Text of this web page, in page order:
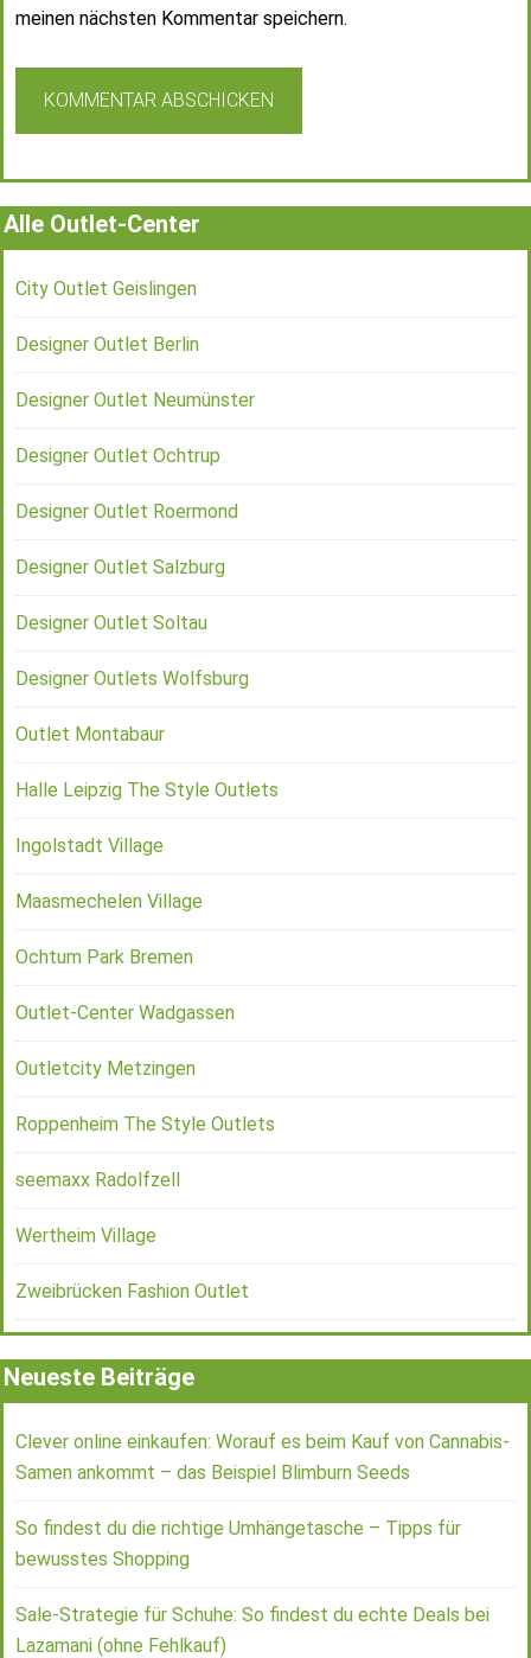
meinen nächsten Kommentar speichern.
Alle Outlet-Center
City Outlet Geislingen
Designer Outlet Berlin
Designer Outlet Neumünster
Designer Outlet Ochtrup
Designer Outlet Roermond
Designer Outlet Salzburg
Designer Outlet Soltau
Designer Outlets Wolfsburg
Outlet Montabaur
Halle Leipzig The Style Outlets
Ingolstadt Village
Maasmechelen Village
Ochtum Park Bremen
Outlet-Center Wadgassen
Outletcity Metzingen
Roppenheim The Style Outlets
seemaxx Radolfzell
Wertheim Village
Zweibrücken Fashion Outlet
Neueste Beiträge
Clever online einkaufen: Worauf es beim Kauf von Cannabis-
Samen ankommt – das Beispiel Blimburn Seeds
So findest du die richtige Umhängetasche – Tipps für
bewusstes Shopping
Sale-Strategie für Schuhe: So findest du echte Deals bei
Lazamani (ohne Fehlkauf)